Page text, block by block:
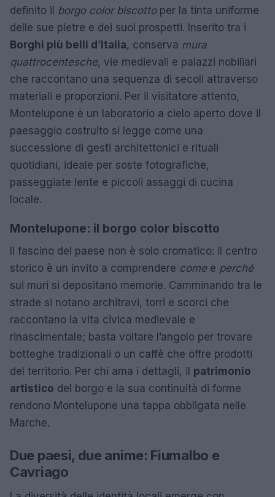
definito il borgo color biscottoper la tinta uniforme
delle sue pietre e dei suoi prospetti. Inserito tra i
Borghi più belli d’Italia, conserva mura
quattrocentesche, vie medievali e palazzi nobiliari
che raccontano una sequenza di secoli attraverso
materiali e proporzioni. Per il visitatore attento,
Montelupone è un laboratorio a cielo aperto dove il
paesaggio costruito si legge come una
successione di gesti architettonici e rituali
quotidiani, ideale per soste fotografiche,
passeggiate lente e piccoli assaggi di cucina
locale.
Montelupone: il borgo color biscotto
Il fascino del paese non è solo cromatico: il centro
storico è un invito a comprendere comee perché
sui muri si depositano memorie. Camminando tra le
strade si notano architravi, torri e scorci che
raccontano la vita civica medievale e
rinascimentale; basta voltare l’angolo per trovare
botteghe tradizionali o un caffè che offre prodotti
del territorio. Per chi ama i dettagli, il patrimonio
artistico del borgo e la sua continuità di forme
rendono Montelupone una tappa obbligata nelle
Marche.
Due paesi, due anime: Fiumalbo e
Cavriago